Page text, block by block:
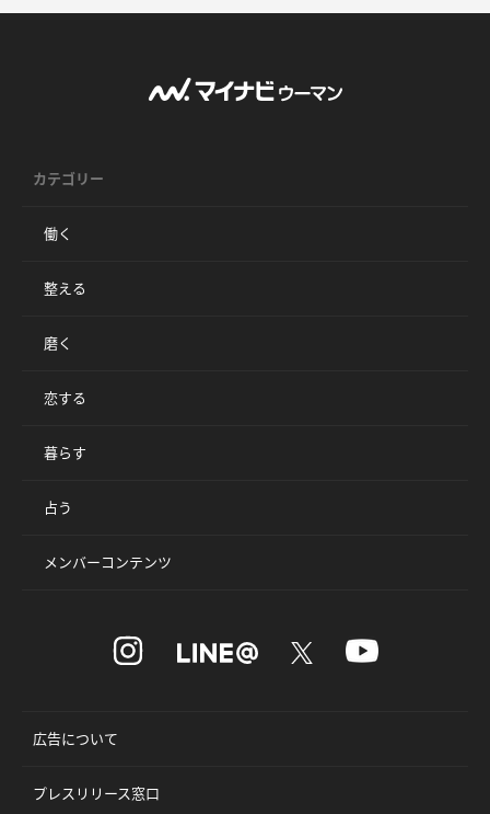
カテゴリー
働く
整える
磨く
恋する
暮らす
占う
メンバーコンテンツ
広告について
プレスリリース窓口